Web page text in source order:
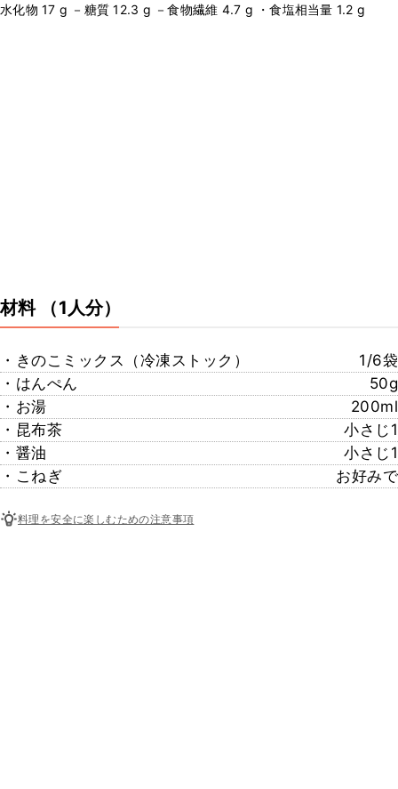
水化物 17 g －糖質 12.3 g －食物繊維 4.7 g ・食塩相当量 1.2 g
材料 （1人分）
・きのこミックス（冷凍ストック）
1/6袋
・はんぺん
50g
・お湯
200ml
・昆布茶
小さじ1
・醤油
小さじ1
・こねぎ
お好みで
料理を安全に楽しむための注意事項